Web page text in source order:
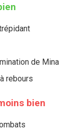
de Mina
rebours
bien